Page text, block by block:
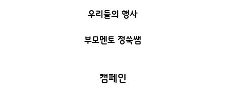
우리들의 행사
부모멘토 정쑥쌤
캠페인